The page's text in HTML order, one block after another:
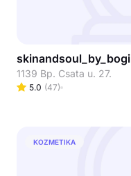
skinandsoul_by_bogi
1139 Bp. Csata u. 27.
5.0 (47)
KOZMETIKA